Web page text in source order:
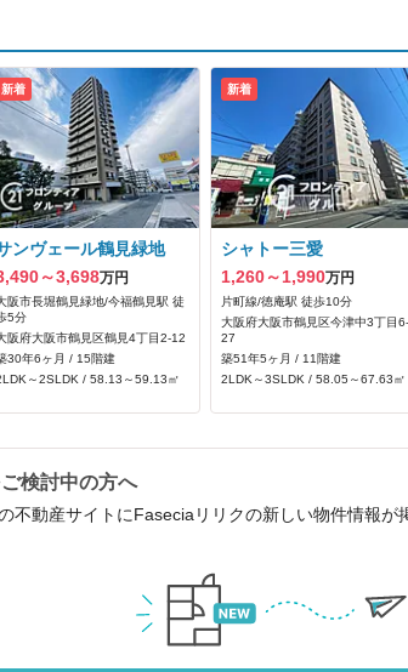
新着
ンヴェール鶴見緑地
～3,698万円
阪市長堀鶴見緑地/今福鶴見駅 徒
5分
阪府大阪市鶴見区鶴見4丁目2-12
30年6ヶ月 / 15階建
～2SLDK / 58.13～59.13㎡
新着
シャトー三愛
1,260～1,990万円
片町線/徳庵駅 徒歩10分
大阪府大阪市鶴見区今津中3丁目6-
27
築51年5ヶ月 / 11階建
2LDK～3SLDK / 58.05～67.63㎡
検討中の方へ
不動産サイトにFaseciaリリクの新しい物件情報